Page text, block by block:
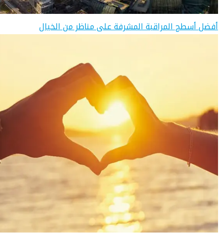
أفضل أسطح المراقبة المشرفة على مناظر من الخيال